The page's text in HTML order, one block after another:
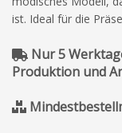
ist. Ideal für die
Nur 5
Produktion und